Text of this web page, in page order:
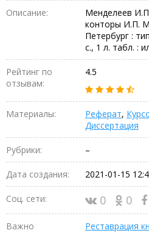
Описание:
Менделеев
конторы И.П.
Петербург :
с., 1 л. табл. :
Рейтинг по
отзывам:
4.5
Материалы: Реферат,
Диссертация
Рубрики: –
Дата создания: 2021-01-15
Соц. сети: 0 0
Важно Реставрация